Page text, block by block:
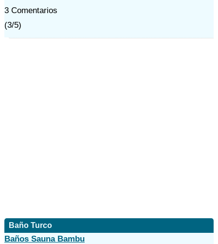
3Comentarios
(3/5)
Baño Turco
Baños Sauna Bambu